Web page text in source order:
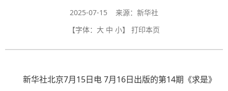
2025-07-15 来源：新华社
【字体： 大 中 小】 打印本页
新华社北京7月15日电 7月16日出版的第14期《求是》